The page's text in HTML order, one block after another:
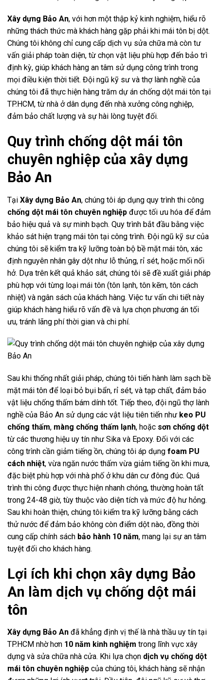
Xây dựng Bảo An, với hơn một thập kỷ kinh nghiệm, hiểu rõ
những thách thức mà khách hàng gặp phải khi mái tôn bị dột.
Chúng tôi không chỉ cung cấp dịch vụ sửa chữa mà còn tư
vấn giải pháp toàn diện, từ chọn vật liệu phù hợp đến bảo trì
định kỳ, giúp khách hàng an tâm sử dụng công trình trong
mọi điều kiện thời tiết. Đội ngũ kỹ sư và thợ lành nghề của
chúng tôi đã thực hiện hàng trăm dự án chống dột mái tôn tại
TP.HCM, từ nhà ở dân dụng đến nhà xưởng công nghiệp,
đảm bảo chất lượng và sự hài lòng tuyệt đối.
Quy trình chống dột mái tôn
chuyên nghiệp của xây dựng
Bảo An
Tại Xây dựng Bảo An, chúng tôi áp dụng quy trình thi công
chống dột mái tôn chuyên nghiệp được tối ưu hóa để đảm
bảo hiệu quả và sự minh bạch. Quy trình bắt đầu bằng việc
khảo sát hiện trạng mái tôn tại công trình. Đội ngũ kỹ sư của
chúng tôi sẽ kiểm tra kỹ lưỡng toàn bộ bề mặt mái tôn, xác
định nguyên nhân gây dột như lỗ thủng, rỉ sét, hoặc mối nối
hở. Dựa trên kết quả khảo sát, chúng tôi sẽ đề xuất giải pháp
phù hợp với từng loại mái tôn (tôn lạnh, tôn kẽm, tôn cách
nhiệt) và ngân sách của khách hàng. Việc tư vấn chi tiết này
giúp khách hàng hiểu rõ vấn đề và lựa chọn phương án tối
ưu, tránh lãng phí thời gian và chi phí.
Sau khi thống nhất giải pháp, chúng tôi tiến hành làm sạch bề
mặt mái tôn để loại bỏ bụi bẩn, rỉ sét, và tạp chất, đảm bảo
vật liệu chống thấm bám dính tốt. Tiếp theo, đội ngũ thợ lành
nghề của Bảo An sử dụng các vật liệu tiên tiến như keo PU
chống thấm, màng chống thấm lạnh, hoặc sơn chống dột
từ các thương hiệu uy tín như Sika và Epoxy. Đối với các
công trình cần giảm tiếng ồn, chúng tôi áp dụng foam PU
cách nhiệt, vừa ngăn nước thấm vừa giảm tiếng ồn khi mưa,
đặc biệt phù hợp với nhà phố ở khu dân cư đông đúc. Quá
trình thi công được thực hiện nhanh chóng, thường hoàn tất
trong 24-48 giờ, tùy thuộc vào diện tích và mức độ hư hỏng.
Sau khi hoàn thiện, chúng tôi kiểm tra kỹ lưỡng bằng cách
thử nước để đảm bảo không còn điểm dột nào, đồng thời
cung cấp chính sách bảo hành 10 năm, mang lại sự an tâm
tuyệt đối cho khách hàng.
Lợi ích khi chọn xây dựng Bảo
An làm dịch vụ chống dột mái
tôn
Xây dựng Bảo An đã khẳng định vị thế là nhà thầu uy tín tại
TP.HCM nhờ hơn 10 năm kinh nghiệm trong lĩnh vực xây
dựng và sửa chữa nhà cửa. Khi lựa chọn dịch vụ chống dột
mái tôn chuyên nghiệp của chúng tôi, khách hàng sẽ nhận